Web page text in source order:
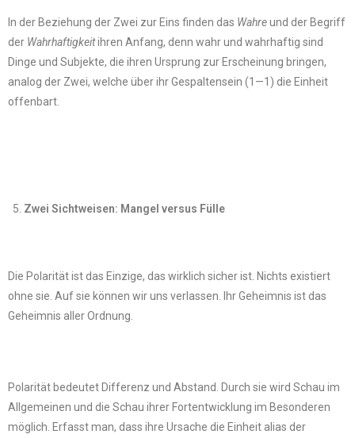
In der Beziehung der Zwei zur Eins finden das Wahreund der Begriff
der Wahrhaftigkeitihren Anfang, denn wahr und wahrhaftig sind
Dinge und Subjekte, die ihren Ursprung zur Erscheinung bringen,
analog der Zwei, welche über ihr Gespaltensein (1—1) die Einheit
offenbart.
Zwei Sichtweisen: Mangel versus Fülle
Die Polarität ist das Einzige, das wirklich sicher ist. Nichts existiert
ohne sie. Auf sie können wir uns verlassen. Ihr Geheimnis ist das
Geheimnis aller Ordnung.
Polarität bedeutet Differenz und Abstand. Durch sie wird Schau im
Allgemeinen und die Schau ihrer Fortentwicklung im Besonderen
möglich. Erfasst man, dass ihre Ursache die Einheit alias der